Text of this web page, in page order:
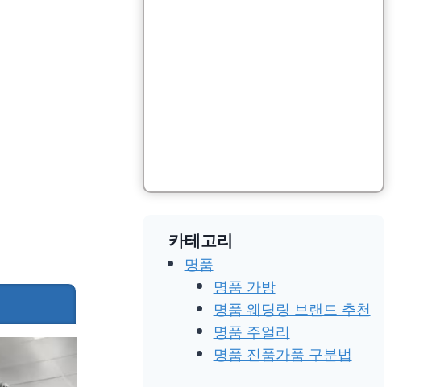
카테고리
명품
명품 가방
명품 웨딩링 브랜드 추천
명품 주얼리
명품 진품가품 구분법